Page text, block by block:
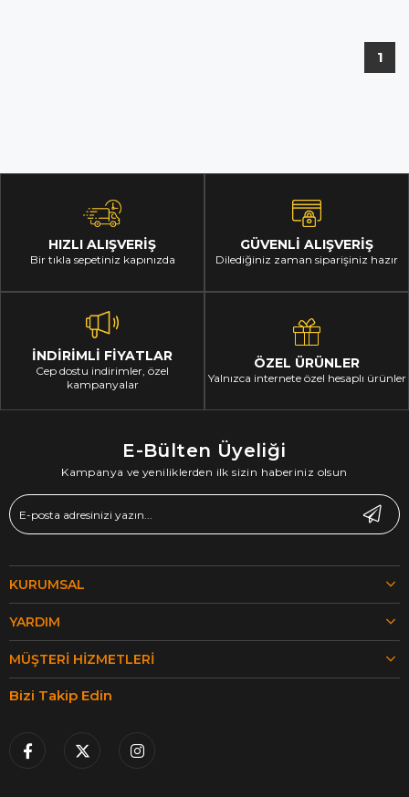
1
HIZLI ALIŞVERİŞ
Bir tıkla sepetiniz kapınızda
GÜVENLİ ALIŞVERİŞ
Dilediğiniz zaman siparişiniz hazır
İNDİRİMLİ FİYATLAR
Cep dostu indirimler, özel
kampanyalar
ÖZEL ÜRÜNLER
Yalnızca internete özel hesaplı ürünler
E-Bülten Üyeliği
Kampanya ve yeniliklerden ilk sizin haberiniz olsun
KURUMSAL
YARDIM
MÜŞTERI HIZMETLERI
Bizi Takip Edin